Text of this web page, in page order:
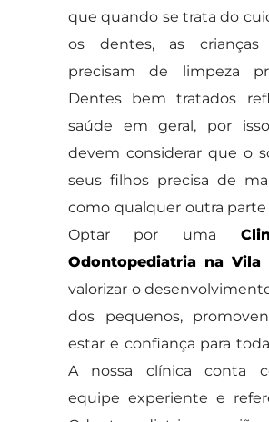
que quando se trata do
os dentes, as crianças
precisam de limpeza
Dentes bem tratados
saúde em geral, por
devem considerar que o
seus filhos precisa de
como qualquer outra parte
Optar por uma
Odontopediatria na Vila
valorizar o
dos pequenos,
estar e confiança para
A nossa clínica conta
equipe experiente e